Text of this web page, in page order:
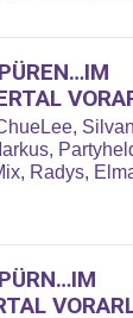
Radys,